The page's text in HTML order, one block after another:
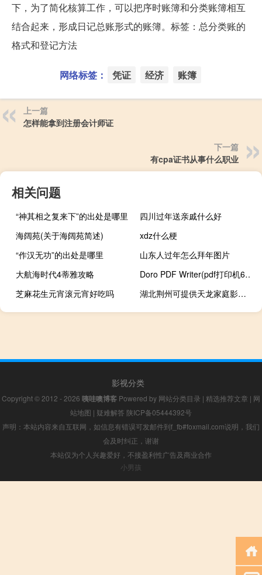
下，为了简化核算工作，可以把序时账簿和分类账簿相互
结合起来，形成日记总账形式的账簿。标签：总分类账的
格式和登记方法
网络标签： 凭证 经济 账簿
上一篇
怎样能拿到注册会计师证
下一篇
有cpa证书从事什么职业
相关问题
“神其相之复来下”的出处是哪里
四川过年送亲戚什么好
海阔苑(关于海阔苑简述)
xdz什么梗
“作汉无功”的出处是哪里
山东人过年怎么拜年图片
大航海时代4蒂雅攻略
Doro PDF Writer(pdf打印机64位) V2.03 官方最新版（Doro PDF Writer(pdf打印机64位) V2.03 官方最新版功能简介）
芝麻花生元宵滚元宵好吃吗
湖北荆州可提供天龙家庭影院维修服务地址在哪
影视分类
Copyright © 2012 - 2026 咦哇噢博客 Powered by 网站分类目录 | 精选推荐文章 | 网
站地图 | 疑难解答 陕ICP备05444392号
声明：本站内容来自互联网，如信息有错误可发邮件到f_fb#foxmail.com说明，我们
会及时纠正，谢谢
本站仅为个人兴趣爱好，不接盈利性广告及商业合作
小男孩